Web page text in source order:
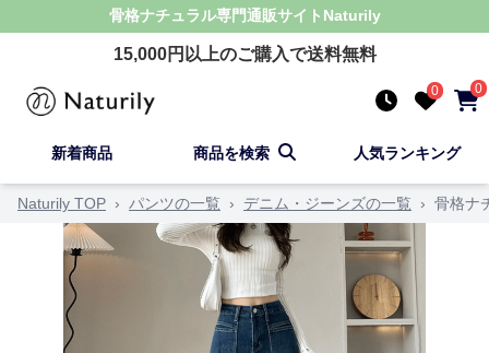
骨格ナチュラル専門通販サイト Naturily
15,000円以上のご購入で送料無料
0 0
新着商品 商品を検索 人気ランキング
Naturily TOP › パンツの一覧 › デニム・ジーンズの一覧 › 骨格ナ